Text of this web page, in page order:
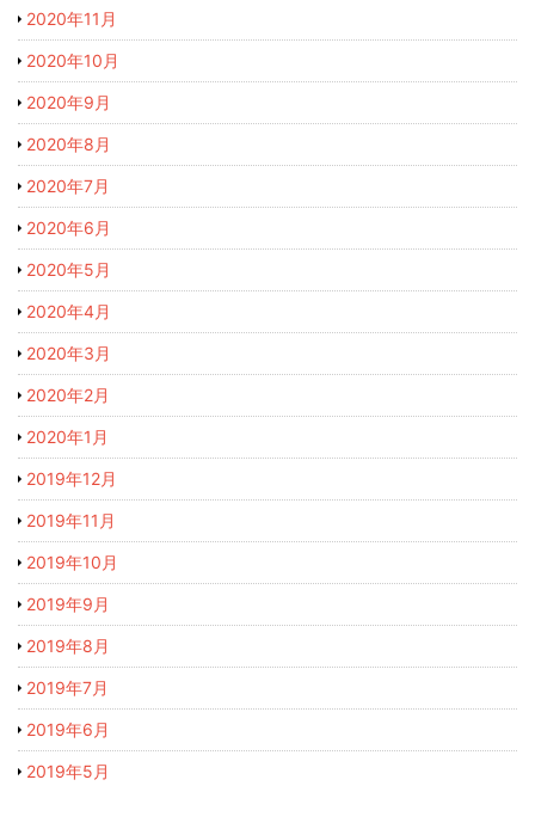
2020年11月
2020年10月
2020年9月
2020年8月
2020年7月
2020年6月
2020年5月
2020年4月
2020年3月
2020年2月
2020年1月
2019年12月
2019年11月
2019年10月
2019年9月
2019年8月
2019年7月
2019年6月
2019年5月